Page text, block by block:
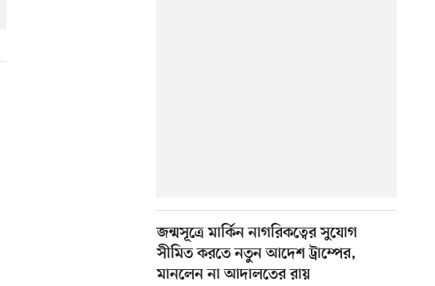
জন্মসূত্রে মার্কিন নাগরিকত্বের সুযোগ
সীমিত করতে নতুন আদেশ ট্রাম্পের,
মানলেন না আদালতের রায়